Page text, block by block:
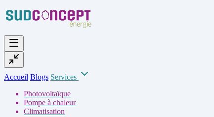
Accueil Blogs Services
Photovoltaïque
Pompe à chaleur
Climatisation